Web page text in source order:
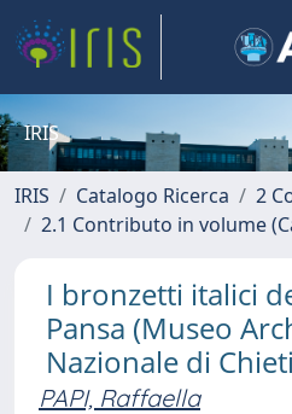
IRIS
IRIS Catalogo Ricerca
2
2.1 Contributo in volume
I bronzetti italici
Pansa (Museo
Nazionale di
PAPI, Raffaella